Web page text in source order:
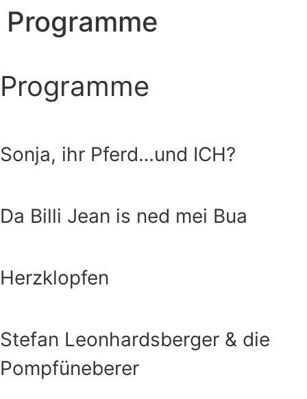
Programme
Programme
Sonja, ihr Pferd…und ICH?
Da Billi Jean is ned mei Bua
Herzklopfen
Stefan Leonhardsberger & die
Pompfüneberer